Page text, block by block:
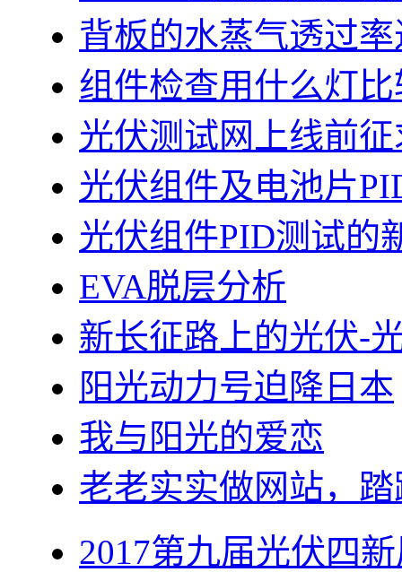
背板的水蒸气透过
组件检查用什么灯
光伏测试网上线前
光伏组件及电池片
光伏组件PID测试的
EVA脱层分析
新长征路上的光伏-
阳光动力号迫降日本
我与阳光的爱恋
老老实实做网站，
2017第九届光伏四